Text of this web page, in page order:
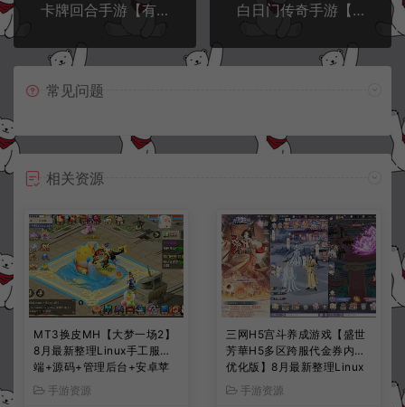
卡牌回合手游【有侠气】4月最新整理Win一键服务端+运营后台+GM工具+安卓+内充修改+详细搭建教程
白日门传奇手游【烈焰战魂】4月最新整理Win一键服务端+GM后台+安卓+详细搭建教程
常见问题
相关资源
MT3换皮MH【大梦一场2】
8月最新整理Linux手工服务
端+源码+管理后台+安卓苹
果双端+详细搭建教程+视频
教程
手游资源
三网H5宫斗养成游戏【盛世
芳華H5多区跨服代金券内购
优化版】8月最新整理Linux
手工服务端+CDK授权后台
+全资源安卓+详细搭建教程
手游资源